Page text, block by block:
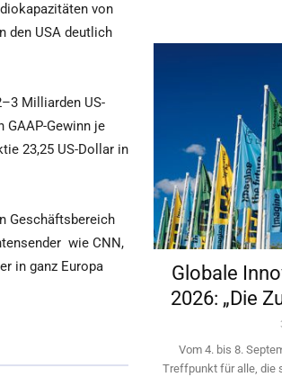
von
den USA deutlich
Milliarden US-
Gewinn je
23,25 US-Dollar in
Geschäftsbereich
wie CNN,
in ganz Europa
Globale
2026: „Die
Vom 4. bis 8.
Treffpunkt für alle, die